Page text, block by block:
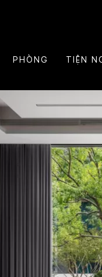
PHÒNG TIỆN